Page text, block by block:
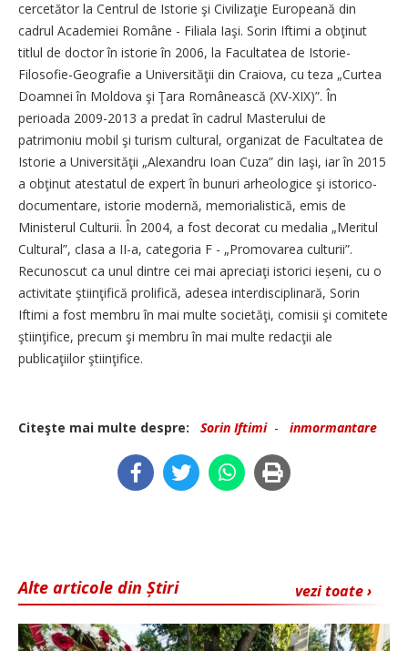
cercetător la Centrul de Istorie şi Civilizaţie Europeană din
cadrul Academiei Române - Filiala Iaşi. Sorin Iftimi a obţinut
titlul de doctor în istorie în 2006, la Facultatea de Istorie-
Filosofie-Geografie a Univer­si­tăţii din Craiova, cu teza „Curtea
Doamnei în Moldova şi Ţara Românească (XV-XIX)”. În
perioada 2009-2013 a predat în cadrul Mas­­terului de
patrimoniu mobil şi ­turism cultural, organizat de Fa­cul­ta­tea de
Istorie a Universităţii „Alexan­dru Ioan Cuza” din Iaşi, iar în 2015
a obţinut atestatul de expert în bunuri arheologice şi istorico-
documentare, istorie modernă, memorialistică, emis de
Ministerul Culturii. În 2004, a fost decorat cu medalia „Meritul
Cultural”, clasa a II-a, categoria F - „Promovarea cul­­turii”.
Recunoscut ca unul dintre cei mai apreciaţi istorici ieșeni, cu o
activitate ştiinţifică prolifică, adesea interdisciplinară, Sorin
Iftimi a fost membru în mai multe societăţi, comisii şi comitete
ştiinţifice, precum şi membru în mai multe redacţii ale
publicaţiilor ştiinţifice.
Citeşte mai multe despre: Sorin Iftimi- inmormantare
vezi toate ›
Alte articole din Știri